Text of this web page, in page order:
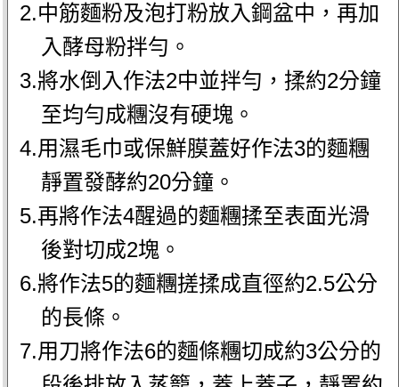
2.中筋麵粉及泡打粉放入鋼盆中，再加
入酵母粉拌勻。
3.將水倒入作法2中並拌勻，揉約2分鐘
至均勻成糰沒有硬塊。
4.用濕毛巾或保鮮膜蓋好作法3的麵糰
靜置發酵約20分鐘。
5.再將作法4醒過的麵糰揉至表面光滑
後對切成2塊。
6.將作法5的麵糰搓揉成直徑約2.5公分
的長條。
7.用刀將作法6的麵條糰切成約3公分的